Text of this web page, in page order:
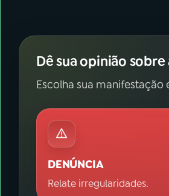
Dê sua opinião
Escolha sua manifestação
DENÚNCIA
Relate irregularidades.